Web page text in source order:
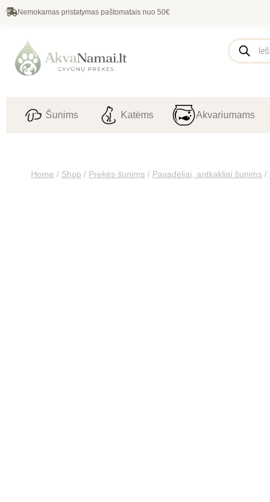
Nemokamas pristatymas paštomatais nuo 50€
Šunims Katėms Akvariumams
Home / Shop / Prekės šunims / Pavadėliai, antkakliai šunims /